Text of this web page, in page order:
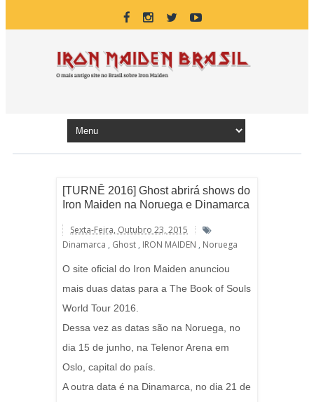
[TURNÊ 2016] Ghost abrirá shows do
Iron Maiden na Noruega e Dinamarca
Sexta-Feira, Outubro 23, 2015
Dinamarca , Ghost , IRON MAIDEN , Noruega
O site oficial do Iron Maiden anunciou
mais duas datas para a The Book of Souls
World Tour 2016.
Dessa vez as datas são na Noruega, no
dia 15 de junho, na Telenor Arena em
Oslo, capital do país.
A outra data é na Dinamarca, no dia 21 de